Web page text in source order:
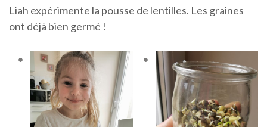
Liah expérimente la pousse de lentilles. Les graines
ont déjà bien germé !